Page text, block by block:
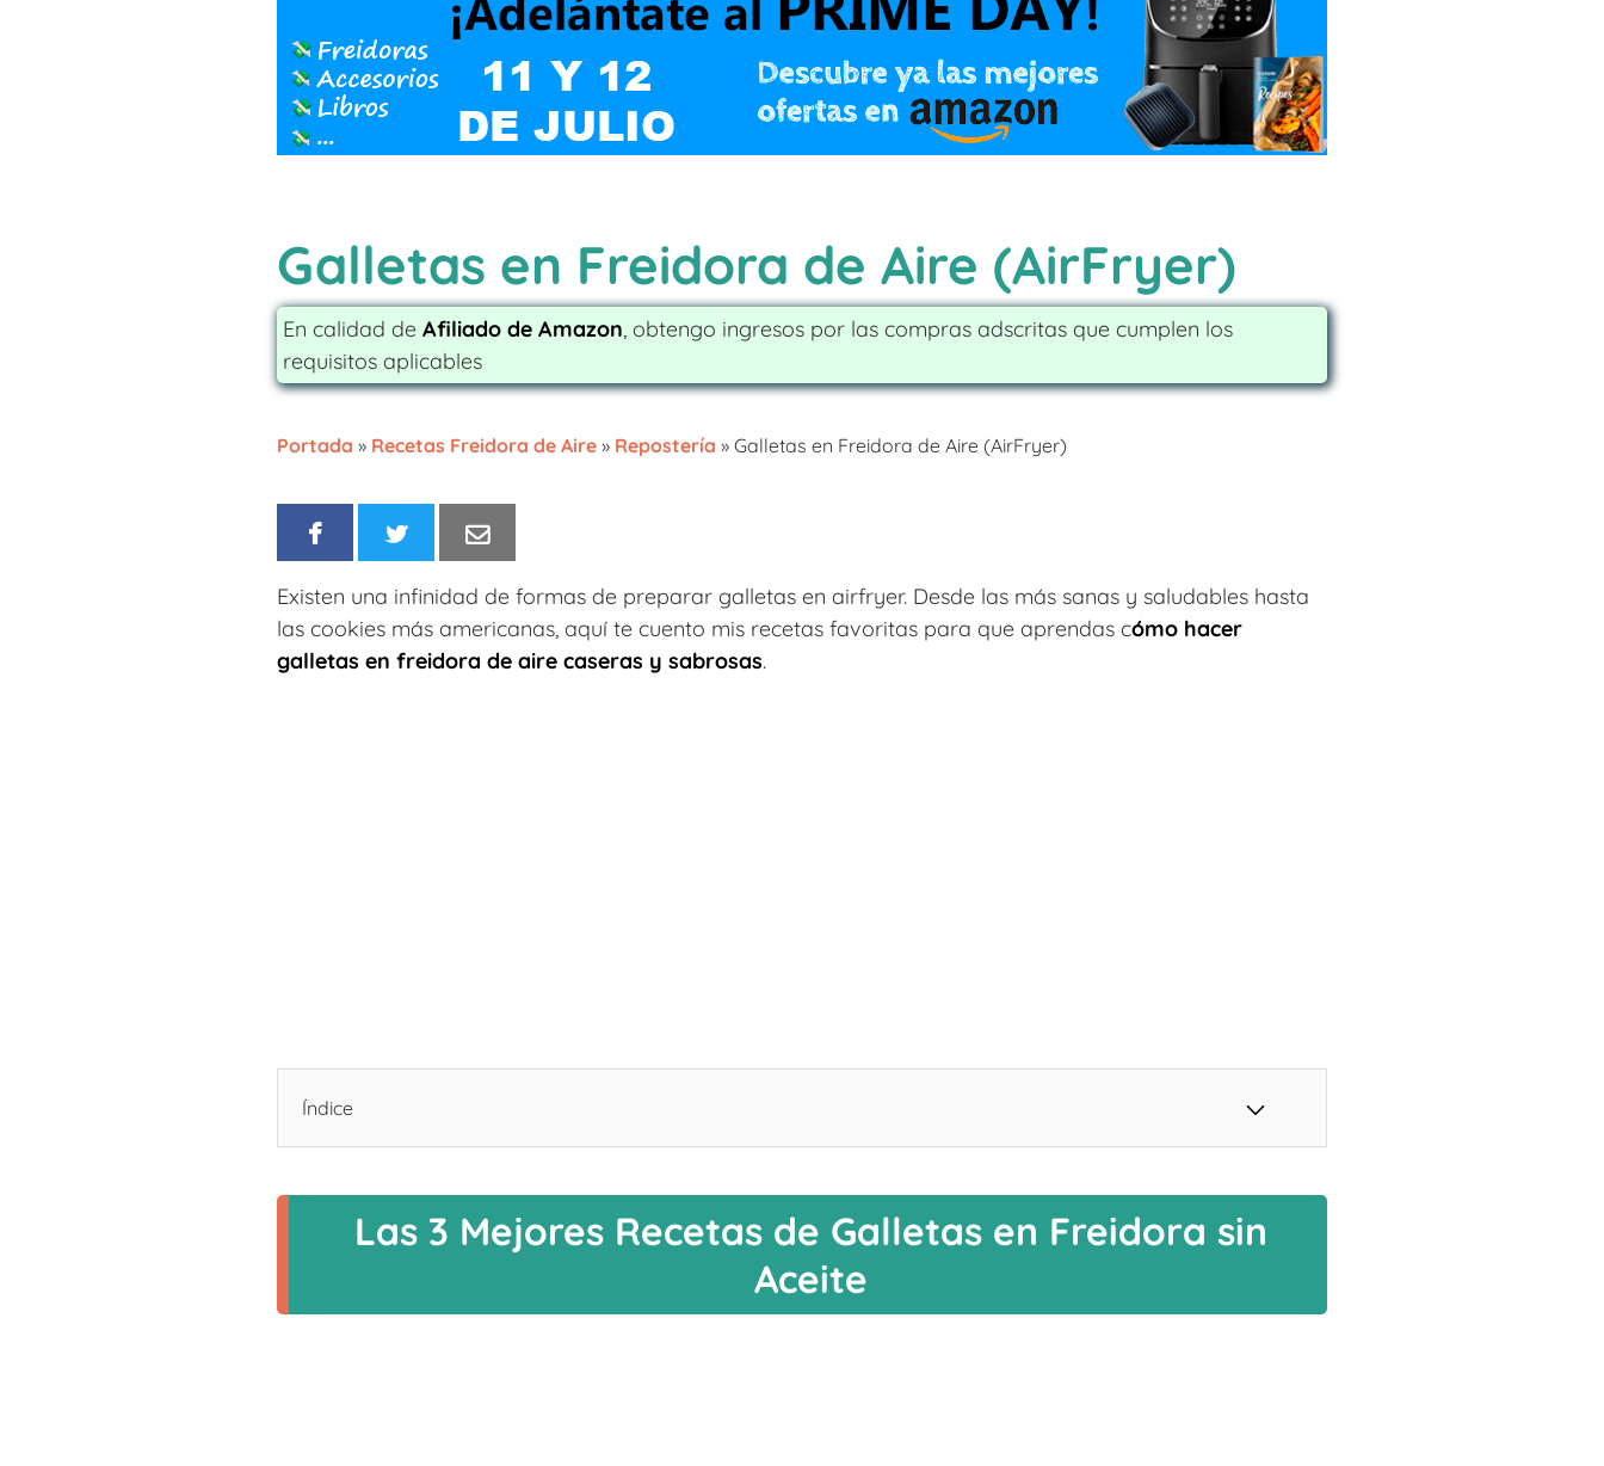
Galletas en Freidora de Aire (AirFryer)
En calidad de Afiliado de Amazon, obtengo ingresos por las compras adscritas que cumplen los
requisitos aplicables
Portada » Recetas Freidora de Aire » Repostería » Galletas en Freidora de Aire (AirFryer)
Existen una infinidad de formas de preparar galletas en airfryer. Desde las más sanas y saludables hasta
las cookies más americanas, aquí te cuento mis recetas favoritas para que aprendas cómo hacer
galletas en freidora de aire caseras y sabrosas.
Índice
Las 3 Mejores Recetas de Galletas en Freidora sin
Aceite